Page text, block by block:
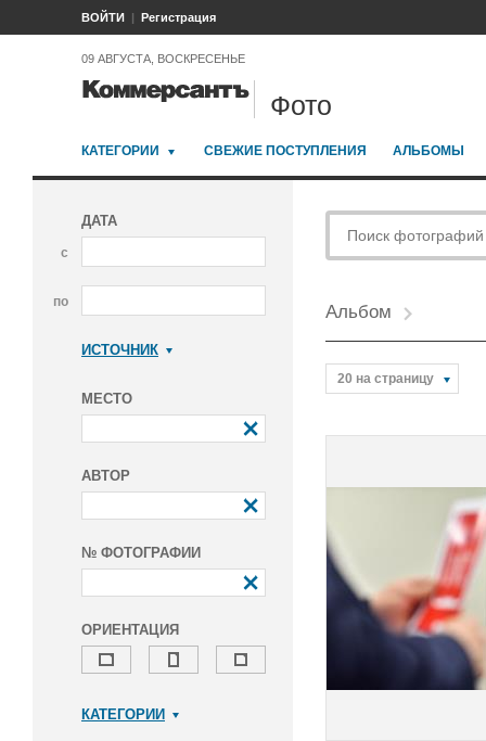
ВОЙТИ Регистрация
09 АВГУСТА, ВОСКРЕСЕНЬЕ
Фото
КАТЕГОРИИ СВЕЖИЕ ПОСТУПЛЕНИЯ АЛЬБОМЫ
ДАТА
с
по
ИСТОЧНИК
МЕСТО
АВТОР
№ ФОТОГРАФИИ
ОРИЕНТАЦИЯ
КАТЕГОРИИ
Альбом
20 на страницу